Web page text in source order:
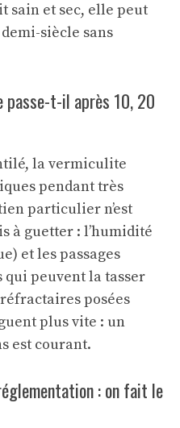
sain et sec, elle peut
siècle sans
passe-t-il après 10, 20
la vermiculite
pendant très
particulier n’est
à guetter : l’humidité
et les passages
qui peuvent la tasser
posées
plus vite : un
est courant.
: on fait le